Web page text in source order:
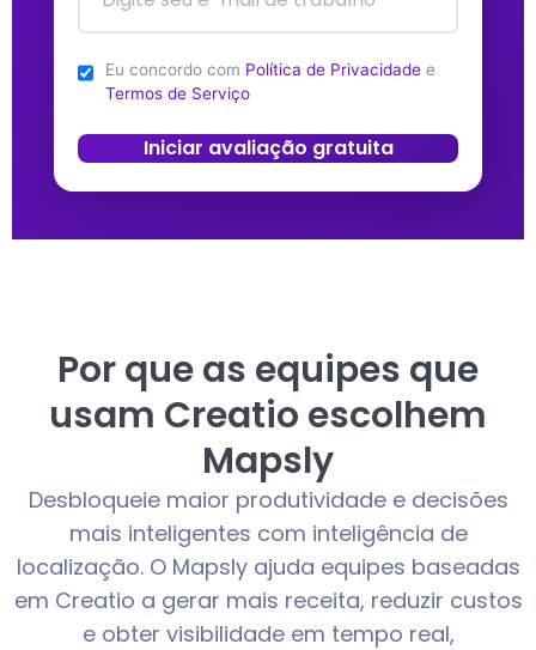
Eu concordo com Política de Privacidade e
Termos de Serviço
Iniciar avaliação gratuita
Por que as equipes que
usam Creatio escolhem
Mapsly
Desbloqueie maior produtividade e decisões
mais inteligentes com inteligência de
localização. O Mapsly ajuda equipes baseadas
em Creatio a gerar mais receita, reduzir custos
e obter visibilidade em tempo real,